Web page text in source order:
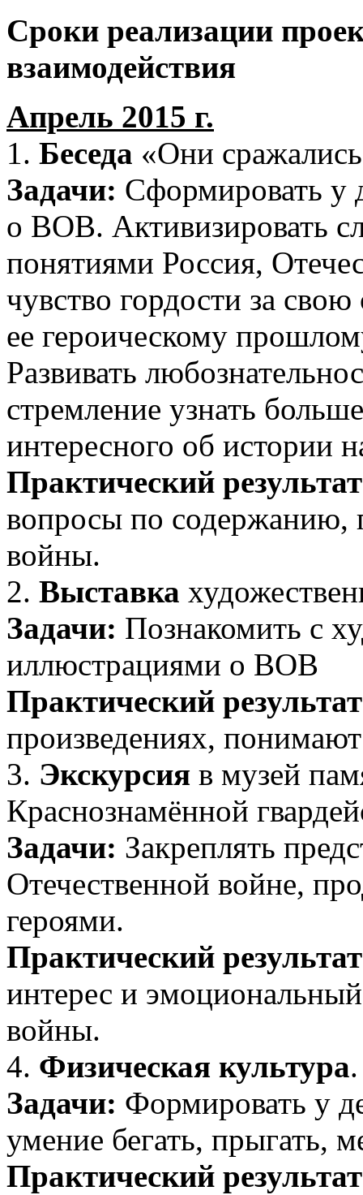
Сроки реализации
взаимодействия
Апрель 2015 г.
1. Беседа «Они
Задачи: Сформировать у
о ВОВ. Активизировать
понятиями Россия,
чувство гордости за
ее героическому
Развивать
стремление узнать
интересного об истории
Практический
вопросы по содержанию,
войны.
2. Выставка
Задачи: Познакомить с
иллюстрациями о ВОВ
Практический
произведениях,
3. Экскурсия в музей
Краснознамённой
Задачи: Закреплять
Отечественной войне,
героями.
Практический
интерес и
войны.
4. Физическая культура.
Задачи: Формировать у
умение бегать, прыгать,
Практический